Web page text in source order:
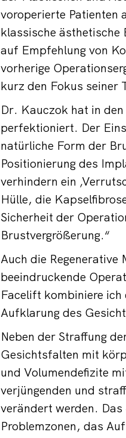
voroperierte Patienten
klassische
auf Empfehlung von
vorherige
kurz den Fokus seiner
Dr. Kauczok hat in
perfektioniert. Der
natürliche Form der
Positionierung des
verhindern ein
Hülle, die
Sicherheit der
Brustvergrößerung.“
Auch die
beeindruckende
Facelift kombiniere ich
Aufklarung des
Neben der Straffung
Gesichtsfalten mit
und Volumendefizite
verjüngenden und
verändert werden.
Problemzonen, das